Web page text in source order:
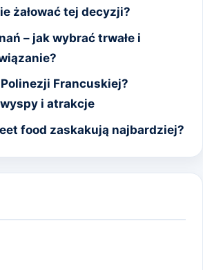
żałować tej decyzji?
– jak wybrać trwałe i
Francuskiej?
i atrakcje
food zaskakują najbardziej?